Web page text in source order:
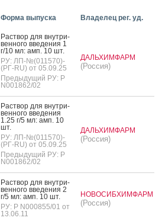
Форма выпуска Владелец рег. уд.
Рас­твор для внут­ри­
вен­но­го вве­дения 1
г/10 мл: амп. 10 шт.
РУ: ЛП-№(011570)-
(РГ-RU) от 05.09.25
Предыдущий РУ: Р
N001862/02
ДАЛЬХИМФАРМ
(Россия)
Рас­твор для внут­ри­
вен­но­го вве­дения
1.25 г/5 мл: амп. 10
шт.
РУ: ЛП-№(011570)-
(РГ-RU) от 05.09.25
Предыдущий РУ: Р
N001862/02
ДАЛЬХИМФАРМ
(Россия)
Рас­твор для внут­ри­
вен­но­го вве­дения 2
г/5 мл: амп. 10 шт.
РУ: Р N000855/01 от
13.06.11
НОВОСИБХИМФАРМ
(Россия)